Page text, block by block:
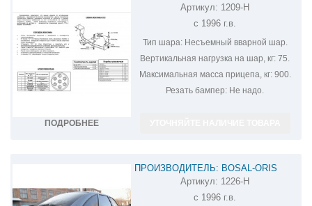
ПОДРОБНЕЕ
ФАРКОП НА ВАЗ-
2110,2111,2112,2170,2171,2172 1209-H
Артикул: 1209-H
с 1996 г.в.
Тип шара:Несъемный вварной шар.
Вертикальная нагрузка на шар, кг: 75.
Максимальная масса прицепа, кг:900.
Резать бампер: Не надо.
ПРОИЗВОДИТЕЛЬ: BOSAL-ORIS
ФАРКОП НА ВАЗ-
2110,2111,2112,2170,2171,2172 1226-H
Артикул: 1226-H
с 1996 г.в.